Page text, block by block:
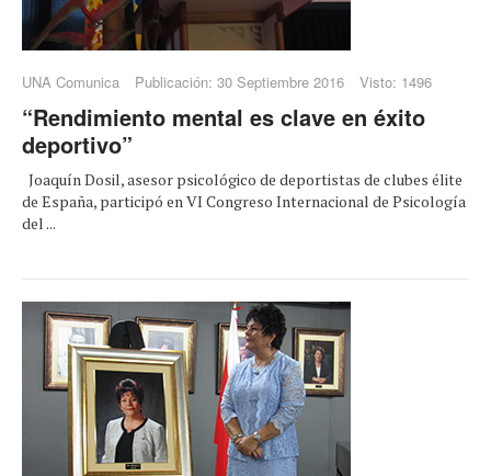
UNA Comunica Publicación: 30 Septiembre 2016 Visto: 1496
“Rendimiento mental es clave en éxito
deportivo”
Joaquín Dosil, asesor psicológico de deportistas de clubes élite
de España, participó en VI Congreso Internacional de Psicología
del ...